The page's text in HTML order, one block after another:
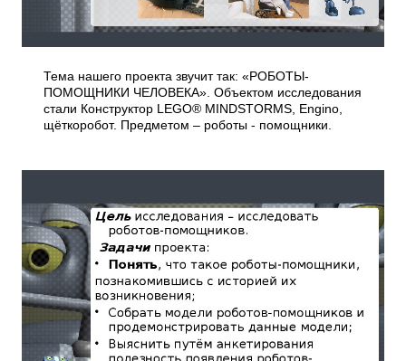
Тема нашего проекта звучит так: «РОБОТЫ-
ПОМОЩНИКИ ЧЕЛОВЕКА». Объектом исследования
стали Конструктор LEGO® MINDSTORMS, Engino,
щёткоробот. Предметом – роботы - помощники.